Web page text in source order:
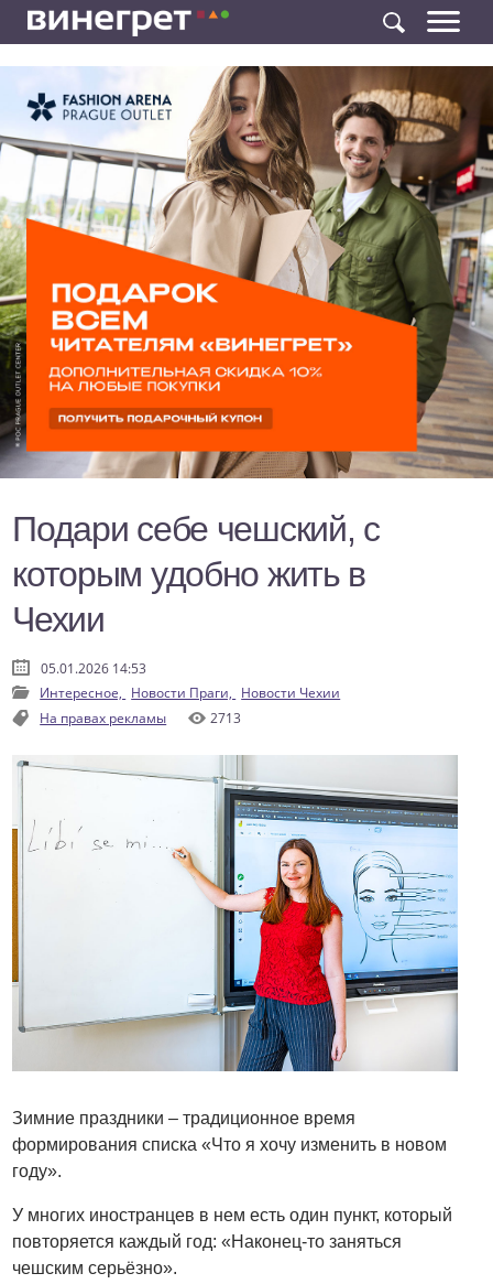
Подари себе чешский, с
которым удобно жить в
Чехии
05.01.2026 14:53
Интересное, Новости Праги, Новости Чехии
На правах рекламы
2713
Зимние праздники – традиционное время
формирования списка «Что я хочу изменить в новом
году».
У многих иностранцев в нем есть один пункт, который
повторяется каждый год: «Наконец-то заняться
чешским серьёзно».